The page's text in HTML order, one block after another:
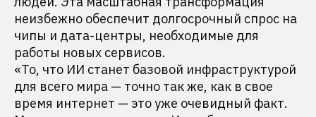
неизбежно обеспечит долгосрочный спрос на
чипы и дата-центры, необходимые для
работы новых сервисов.
«То, что ИИ станет базовой инфраструктурой
для всего мира — точно так же, как в свое
время интернет — это уже очевидный факт.